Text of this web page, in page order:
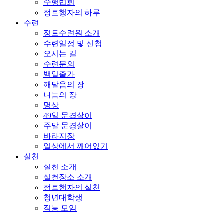
수행법회
정토행자의 하루
수련
정토수련원 소개
수련일정 및 신청
오시는 길
수련문의
백일출가
깨달음의 장
나눔의 장
명상
49일 문경살이
주말 문경살이
바라지장
일상에서 깨어있기
실천
실천 소개
실천장소 소개
정토행자의 실천
청년대학생
직능 모임